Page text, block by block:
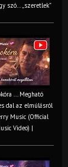
szó… „szeretlek”
... Megható
dal az elmúlásról
Music (Official
Video) |